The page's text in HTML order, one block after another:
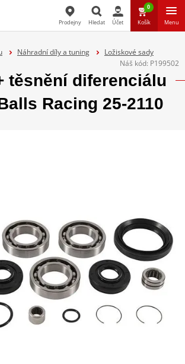
Hledat
Prodejny Hledat Účet
0
Košík Menu
Náhradní díly a tuning
Ložiskové sady
Náš kód: P199502
těsnění diferenciálu
Racing 25-2110